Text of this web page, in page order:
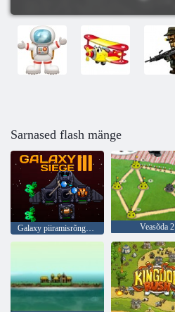
Sarnased flash mänge
Galaxy piiramisrõngas 3 Veasõda 2